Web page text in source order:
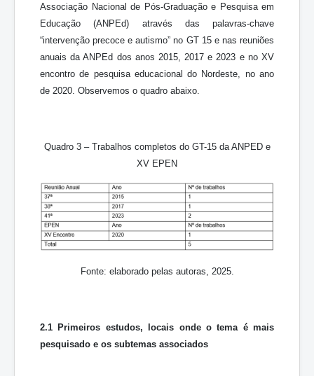
Associação Nacional de Pós-Graduação e Pesquisa em
Educação (ANPEd) através das palavras-chave
“intervenção precoce e autismo” no GT 15 e nas reuniões
anuais da ANPEd dos anos 2015, 2017 e 2023 e no XV
encontro de pesquisa educacional do Nordeste, no ano
de 2020. Observemos o quadro abaixo.
Quadro 3 – Trabalhos completos do GT-15 da ANPED e
XV EPEN
Fonte: elaborado pelas autoras, 2025.
2.1 Primeiros estudos, locais onde o tema é mais
pesquisado e os subtemas associados